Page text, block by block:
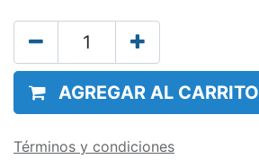
AGREGAR AL CARRITO
Términos y condiciones